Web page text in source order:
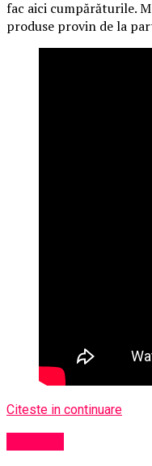
fac aici cumpărăturile.
produse provin de la
Citeste in continuare